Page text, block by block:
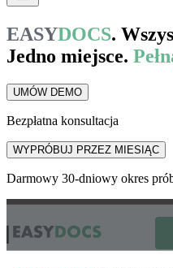
EASYDOCS.
Jedno miejsce.
UMÓW DEMO
Bezpłatna konsultacja
WYPRÓBUJ PRZEZ MIESIĄC
Darmowy 30-dniowy okres